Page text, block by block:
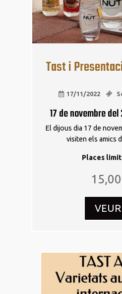
Tast i
17/11/2022
17 de novembre
El dijous dia 17 de
visiten els amics
Places
15,00
22